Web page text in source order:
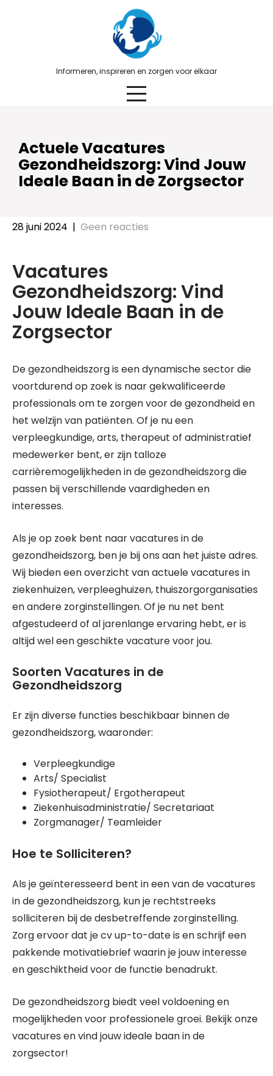
Informeren, inspireren en zorgen voor elkaar
Actuele Vacatures
Gezondheidszorg: Vind Jouw
Ideale Baan in de Zorgsector
28 juni 2024 | Geen reacties
Vacatures
Gezondheidszorg: Vind
Jouw Ideale Baan in de
Zorgsector
De gezondheidszorg is een dynamische sector die
voortdurend op zoek is naar gekwalificeerde
professionals om te zorgen voor de gezondheid en
het welzijn van patiënten. Of je nu een
verpleegkundige, arts, therapeut of administratief
medewerker bent, er zijn talloze
carrièremogelijkheden in de gezondheidszorg die
passen bij verschillende vaardigheden en
interesses.
Als je op zoek bent naar vacatures in de
gezondheidszorg, ben je bij ons aan het juiste adres.
Wij bieden een overzicht van actuele vacatures in
ziekenhuizen, verpleeghuizen, thuiszorgorganisaties
en andere zorginstellingen. Of je nu net bent
afgestudeerd of al jarenlange ervaring hebt, er is
altijd wel een geschikte vacature voor jou.
Soorten Vacatures in de
Gezondheidszorg
Er zijn diverse functies beschikbaar binnen de
gezondheidszorg, waaronder:
Verpleegkundige
Arts/ Specialist
Fysiotherapeut/ Ergotherapeut
Ziekenhuisadministratie/ Secretariaat
Zorgmanager/ Teamleider
Hoe te Solliciteren?
Als je geïnteresseerd bent in een van de vacatures
in de gezondheidszorg, kun je rechtstreeks
solliciteren bij de desbetreffende zorginstelling.
Zorg ervoor dat je cv up-to-date is en schrijf een
pakkende motivatiebrief waarin je jouw interesse
en geschiktheid voor de functie benadrukt.
De gezondheidszorg biedt veel voldoening en
mogelijkheden voor professionele groei. Bekijk onze
vacatures en vind jouw ideale baan in de
zorgsector!